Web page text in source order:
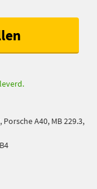
A40, MB 229.3,